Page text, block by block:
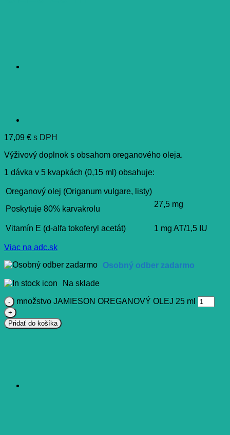
17,09 € s DPH
Výživový doplnok s obsahom oreganového oleja.
1 dávka v 5 kvapkách (0,15 ml) obsahuje:
Oreganový olej (Origanum vulgare, listy)
Poskytuje 80% karvakrolu
27,5 mg
Vitamín E (d-alfa tokoferyl acetát) 1 mg AT/1,5 IU
Viac na adc.sk
Osobný odber zadarmo
Na sklade
množstvo JAMIESON OREGANOVÝ OLEJ 25 ml
Pridať do košíka